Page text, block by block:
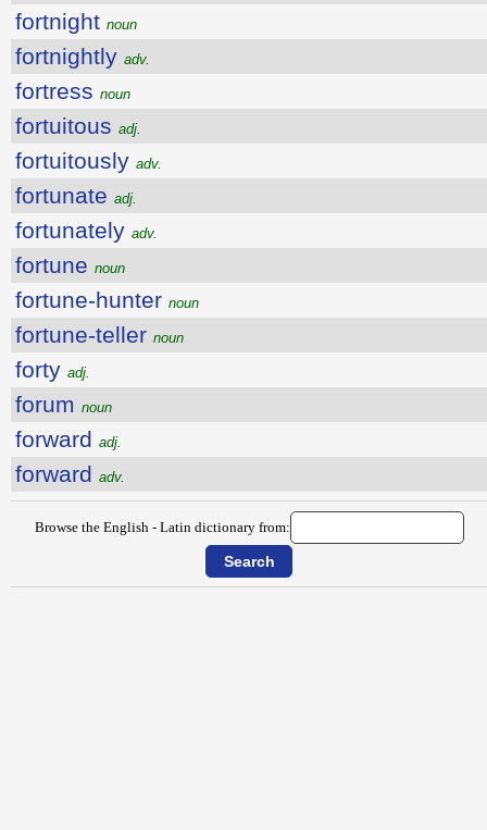
fortnight noun
fortnightly adv.
fortress noun
fortuitous adj.
fortuitously adv.
fortunate adj.
fortunately adv.
fortune noun
fortune-hunter noun
fortune-teller noun
forty adj.
forum noun
forward adj.
forward adv.
Browse the English - Latin dictionary from: